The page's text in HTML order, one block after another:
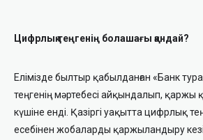
Цифрлық теңгенің болашағы қандай?
Елімізде былтыр қабылданған «Банк
теңгенің мәртебесі айқындалып, қаржы
күшіне енді. Қазіргі уақытта цифрлық
есебінен жобаларды қаржыландыру